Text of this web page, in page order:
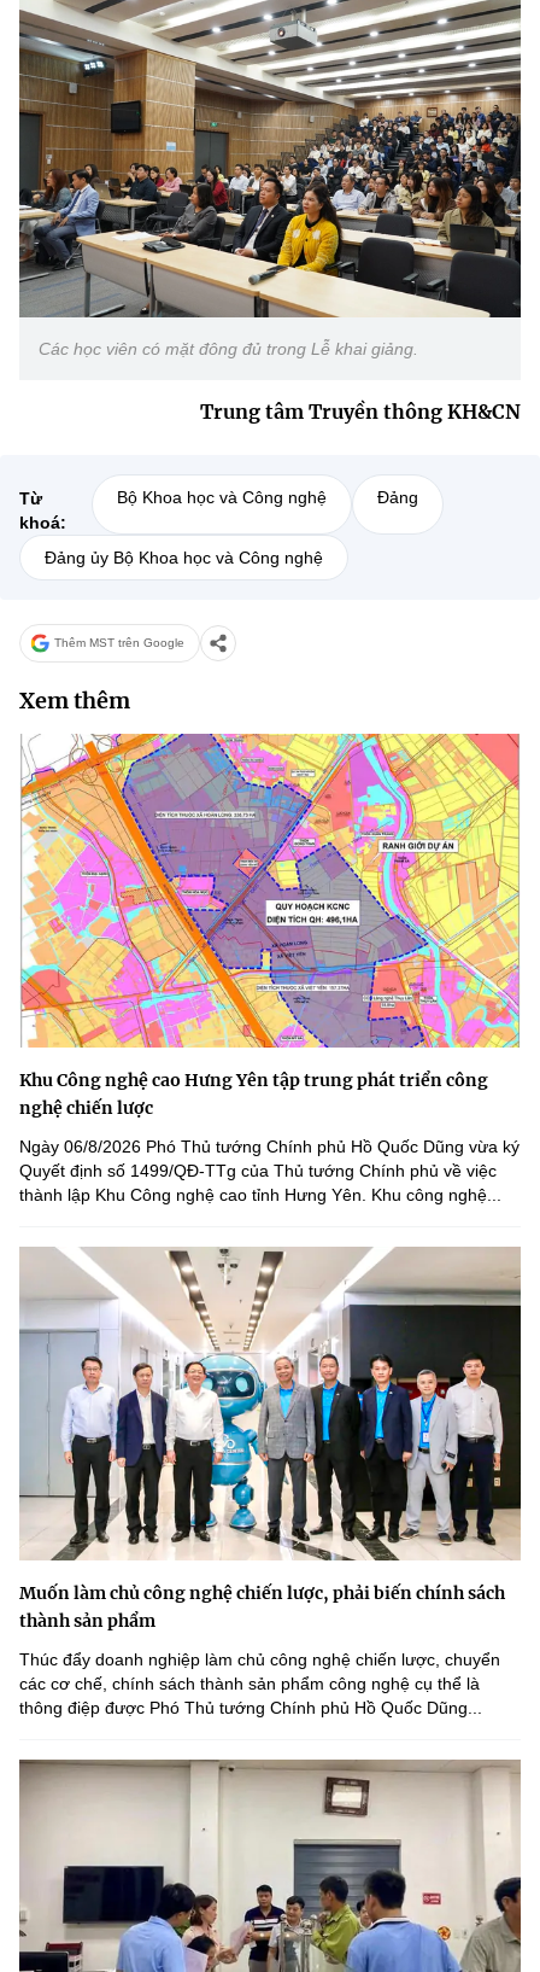
Các học viên có mặt đông đủ trong Lễ khai giảng.
Trung tâm Truyền thông KH&CN
Từ
khoá:
Bộ Khoa học và Công nghệ Đảng
Đảng ủy Bộ Khoa học và Công nghệ
Thêm MST trên Google
Xem thêm
Khu Công nghệ cao Hưng Yên tập trung phát triển công
nghệ chiến lược
Ngày 06/8/2026 Phó Thủ tướng Chính phủ Hồ Quốc Dũng vừa ký
Quyết định số 1499/QĐ-TTg của Thủ tướng Chính phủ về việc
thành lập Khu Công nghệ cao tỉnh Hưng Yên. Khu công nghệ...
Muốn làm chủ công nghệ chiến lược, phải biến chính sách
thành sản phẩm
Thúc đẩy doanh nghiệp làm chủ công nghệ chiến lược, chuyển
các cơ chế, chính sách thành sản phẩm công nghệ cụ thể là
thông điệp được Phó Thủ tướng Chính phủ Hồ Quốc Dũng...